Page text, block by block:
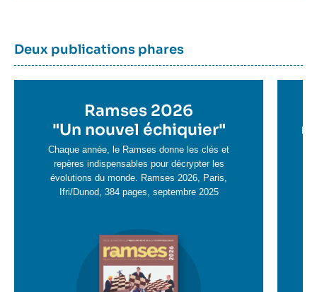
Dernière
parutions
Titre
container
Deux publications phares
en
savoir
plus
Ramses 2026
"Un nouvel échiquier"
Chaque année, le Ramses donne les clés et
repères indispensables pour décrypter les
évolutions du monde. Ramses 2026, Paris,
Ifri/Dunod, 384 pages, septembre 2025